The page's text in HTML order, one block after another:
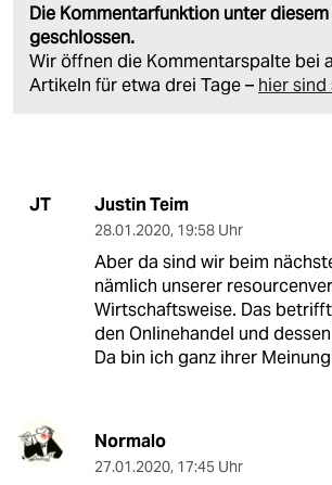
Die Kommentarfunktion unter
geschlossen.
Wir öffnen die Kommentarspalte bei
Artikeln für etwa drei Tage – hier sind
JT Justin Teim
28.01.2020, 19:58 Uhr
Aber da sind wir beim
nämlich unserer
Wirtschaftsweise. Das
den Onlinehandel und
Da bin ich ganz ihrer
Normalo
27.01.2020, 17:45 Uhr